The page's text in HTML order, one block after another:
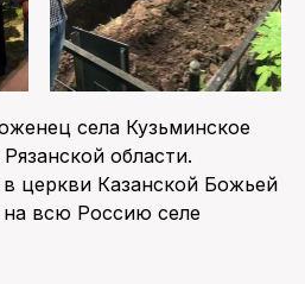
села Кузьминское
области.
церкви Казанской Божьей
всю Россию селе